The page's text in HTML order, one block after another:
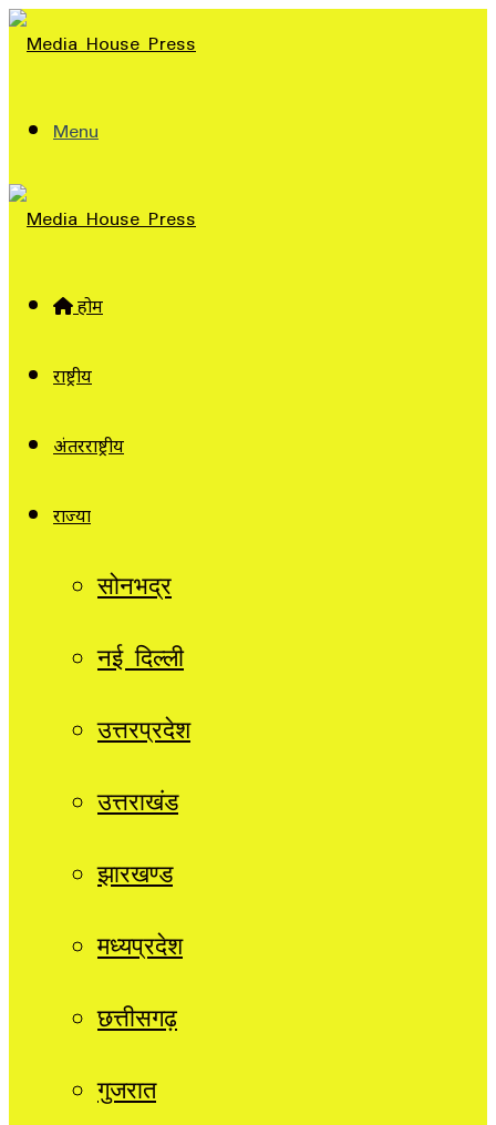
Menu
होम
राष्ट्रीय
अंतरराष्ट्रीय
राज्यों
सोनभद्र
नई दिल्ली
उत्तरप्रदेश
उत्तराखंड
झारखण्ड
मध्यप्रदेश
छत्तीसगढ़
गुजरात